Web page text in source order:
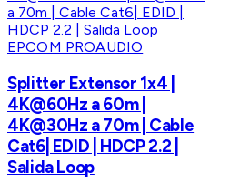
EPCOM PROAUDIO
Splitter Extensor 1x4 |
4K@60Hz a 60m |
4K@30Hz a 70m | Cable
Cat6| EDID | HDCP 2.2 |
Salida Loop